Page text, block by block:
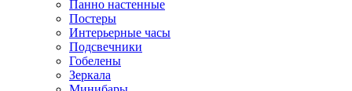
Панно настенные
Постеры
Интерьерные часы
Подсвечники
Гобелены
Зеркала